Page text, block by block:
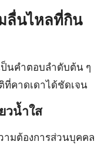
ลื่นไหลที่กิน
ป็นคำตอบลำดับต้น ๆ
ที่คาดเดาได้ชัดเจน
วน้ำใส
ามต้องการส่วนบุคคล